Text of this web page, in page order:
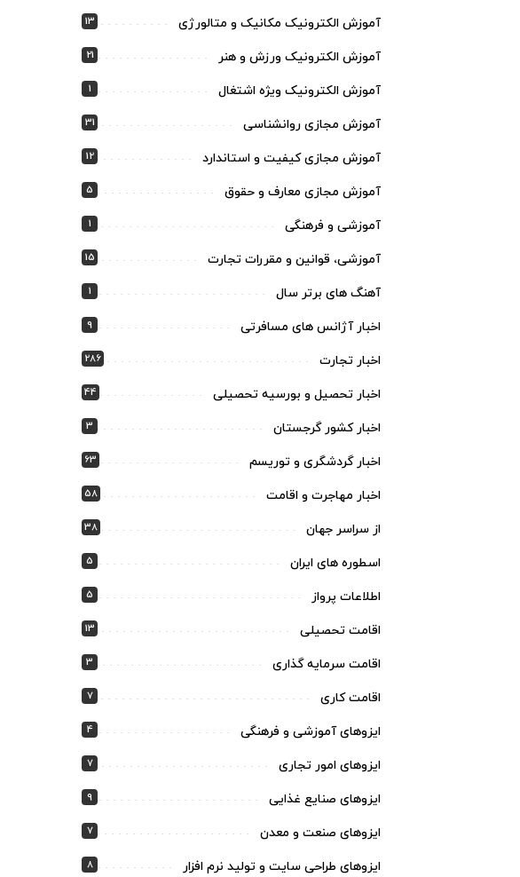
آموزش الکترونیک مکانیک و متالورژی 13
آموزش الکترونیک ورزش و هنر 21
آموزش الکترونیک ویژه اشتغال 1
آموزش مجازی روانشناسی 31
آموزش مجازی کیفیت و استاندارد 12
آموزش مجازی معارف و حقوق 5
آموزشی و فرهنگی 1
آموزشی، قوانین و مقررات تجارت 15
آهنگ های برتر سال 1
اخبار آژانس های مسافرتی 9
اخبار تجارت 286
اخبار تحصیل و بورسیه تحصیلی 44
اخبار کشور گرجستان 3
اخبار گردشگری و توریسم 63
اخبار مهاجرت و اقامت 58
از سراسر جهان 38
اسطوره های ایران 5
اطلاعات پرواز 5
اقامت تحصیلی 13
اقامت سرمایه گذاری 3
اقامت کاری 7
ایزوهای آموزشی و فرهنگی 4
ایزوهای امور تجاری 7
ایزوهای صنایع غذایی 9
ایزوهای صنعت و معدن 7
ایزوهای طراحی سایت و تولید نرم افزار 8